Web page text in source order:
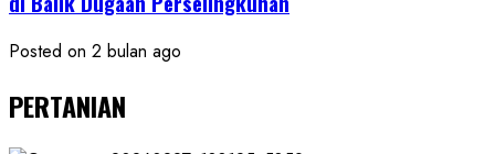
Posted on 2 bulan ago
PERTANIAN